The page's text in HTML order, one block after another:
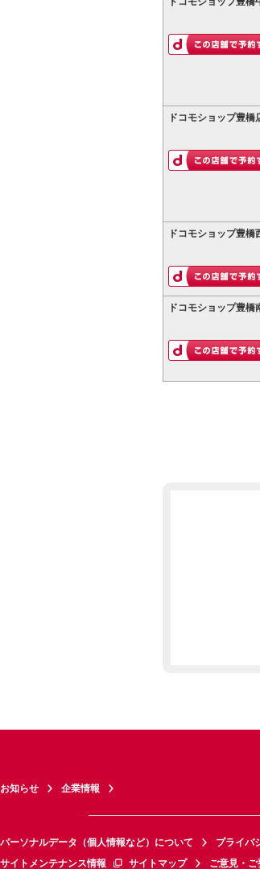
ドコモショップ豊橋
ドコモショップ豊橋
ドコモショップ豊橋
お知らせ 企業情報
パーソナルデータ（個人情報など）について プライバ
サイトメンテナンス情報
サイトマップ ご意見・ご